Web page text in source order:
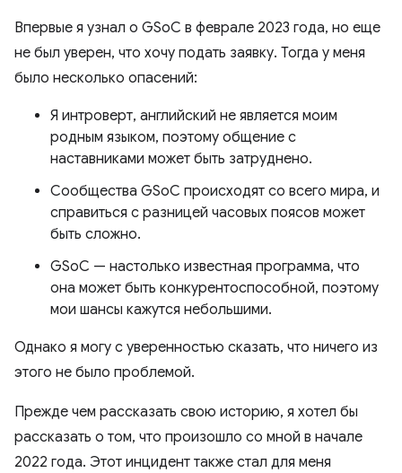
Впервые я узнал о GSoC в феврале 2023 года, но еще
не был уверен, что хочу подать заявку. Тогда у меня
было несколько опасений:
Я интроверт, английский не является моим
родным языком, поэтому общение с
наставниками может быть затруднено.
Сообщества GSoC происходят со всего мира, и
справиться с разницей часовых поясов может
быть сложно.
GSoC — настолько известная программа, что
она может быть конкурентоспособной, поэтому
мои шансы кажутся небольшими.
Однако я могу с уверенностью сказать, что ничего из
этого не было проблемой.
Прежде чем рассказать свою историю, я хотел бы
рассказать о том, что произошло со мной в начале
2022 года. Этот инцидент также стал для меня